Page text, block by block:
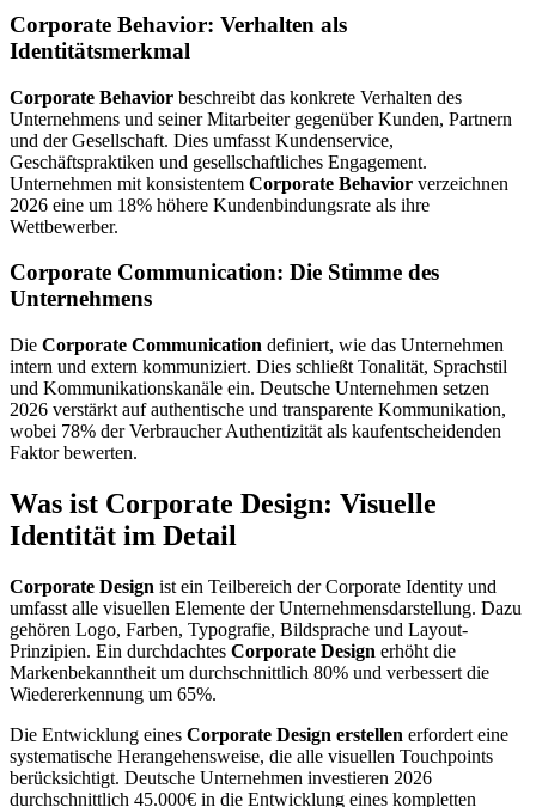
Corporate Behavior: Verhalten als
Identitätsmerkmal
Corporate Behavior beschreibt das konkrete Verhalten des
Unternehmens und seiner Mitarbeiter gegenüber Kunden, Partnern
und der Gesellschaft. Dies umfasst Kundenservice,
Geschäftspraktiken und gesellschaftliches Engagement.
Unternehmen mit konsistentem Corporate Behavior verzeichnen
2026 eine um 18% höhere Kundenbindungsrate als ihre
Wettbewerber.
Corporate Communication: Die Stimme des
Unternehmens
Die Corporate Communication definiert, wie das Unternehmen
intern und extern kommuniziert. Dies schließt Tonalität, Sprachstil
und Kommunikationskanäle ein. Deutsche Unternehmen setzen
2026 verstärkt auf authentische und transparente Kommunikation,
wobei 78% der Verbraucher Authentizität als kaufentscheidenden
Faktor bewerten.
Was ist Corporate Design: Visuelle
Identität im Detail
Corporate Design ist ein Teilbereich der Corporate Identity und
umfasst alle visuellen Elemente der Unternehmensdarstellung. Dazu
gehören Logo, Farben, Typografie, Bildsprache und Layout-
Prinzipien. Ein durchdachtes Corporate Design erhöht die
Markenbekanntheit um durchschnittlich 80% und verbessert die
Wiedererkennung um 65%.
Die Entwicklung eines Corporate Design erstellen erfordert eine
systematische Herangehensweise, die alle visuellen Touchpoints
berücksichtigt. Deutsche Unternehmen investieren 2026
durchschnittlich 45.000€ in die Entwicklung eines kompletten